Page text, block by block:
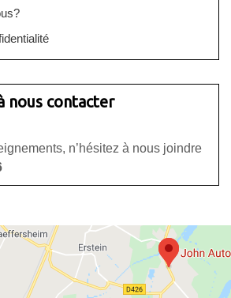
nous contacter
n’hésitez à nous joindre